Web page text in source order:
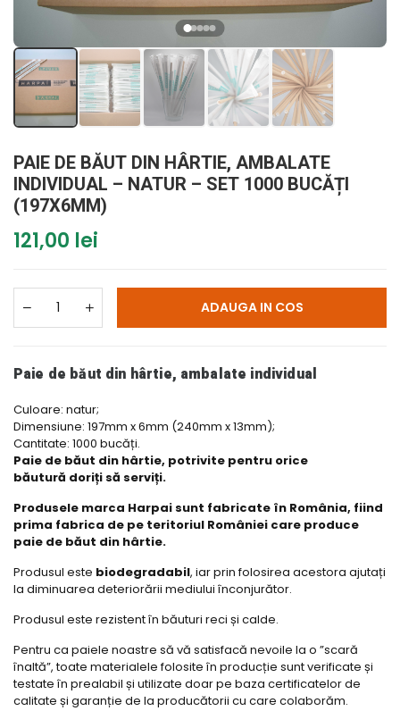
PAIE DE BĂUT DIN HÂRTIE, AMBALATE
INDIVIDUAL – NATUR – SET 1000 BUCĂȚI
(197X6MM)
121,00 lei
ADAUGA IN COS
Paie de băut din hârtie, ambalate individual
Culoare: natur;
Dimensiune: 197mm x 6mm (240mm x 13mm);
Cantitate: 1000 bucăți.
Paie de băut din hârtie, potrivite pentru orice
băutură doriți să serviți.
Produsele marca Harpai sunt fabricate în România, fiind
prima fabrica de pe teritoriul României care produce
paie de băut din hârtie.
Produsul este biodegradabil, iar prin folosirea acestora ajutați
la diminuarea deteriorării mediului înconjurător.
Produsul este rezistent în băuturi reci și calde.
Pentru ca paiele noastre să vă satisfacă nevoile la o ”scară
înaltă”, toate materialele folosite în producție sunt verificate și
testate în prealabil și utilizate doar pe baza certificatelor de
calitate și garanție de la producătorii cu care colaborăm.